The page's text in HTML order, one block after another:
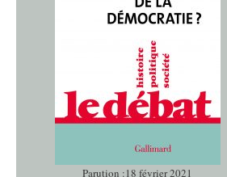
Parution :18 février 2021